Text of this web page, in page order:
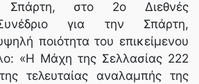
Σπάρτη, στο 2ο Διεθνές
για την Σπάρτη,
ποιότητα του επικείμενου
«Η Μάχη της Σελλασίας 222
τελευταίας αναλαμπής της